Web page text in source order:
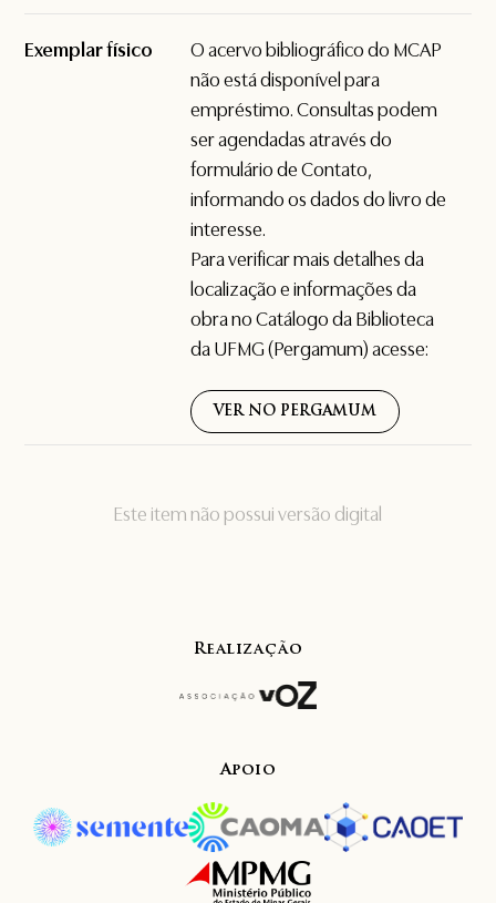
Este item não possui versão digital
Exemplar físico
O acervo bibliográfico do MCAP
não está disponível para
empréstimo. Consultas podem
ser agendadas através do
formulário deContato,
informando os dados do livro de
interesse.
Para verificar mais detalhes da
localização e informações da
obra no Catálogo da Biblioteca
da UFMG (Pergamum) acesse:
VER NO PERGAMUM
Realização
Apoio